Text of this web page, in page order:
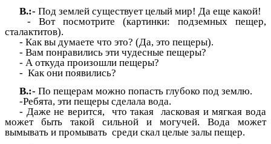
В.:- Под землей существует целый мир! Да еще какой!
- Вот посмотрите (картинки: подземных пещер,
сталактитов).
- Как вы думаете что это? (Да, это пещеры).
- Вам понравились эти чудесные пещеры?
- А откуда произошли пещеры?
- Как они появились?
В.:- По пещерам можно попасть глубоко под землю.
-Ребята, эти пещеры сделала вода.
- Даже не верится, что такая ласковая и мягкая вода
может быть такой сильной и могучей. Вода может
вымывать и промывать среди скал целые залы пещер.